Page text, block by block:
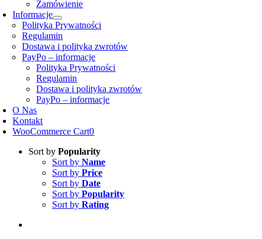
Zamówienie
Informacje
Polityka Prywatności
Regulamin
Dostawa i polityka zwrotów
PayPo – informacje
Polityka Prywatności
Regulamin
Dostawa i polityka zwrotów
PayPo – informacje
O Nas
Kontakt
WooCommerce Cart0
Sort by Popularity
Sort by Name
Sort by Price
Sort by Date
Sort by Popularity
Sort by Rating